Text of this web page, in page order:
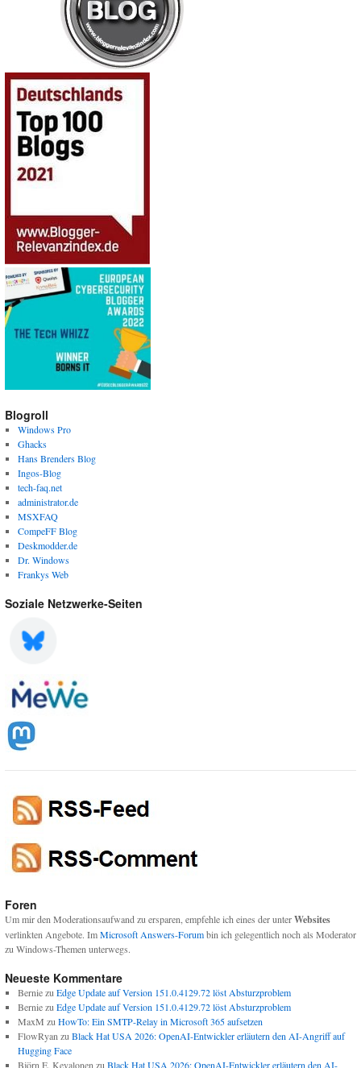
Blogroll
Windows Pro
Ghacks
Hans Brenders Blog
Ingos-Blog
tech-faq.net
administrator.de
MSXFAQ
CompeFF Blog
Deskmodder.de
Dr. Windows
Frankys Web
Soziale Netzwerke-Seiten
Foren
Um mir den Moderationsaufwand zu ersparen, empfehle ich eines der unterWebsites
verlinkten Angebote. ImMicrosoft Answers-Forumbin ich gelegentlich noch als Moderator
zu Windows-Themen unterwegs.
Neueste Kommentare
Berniezu Edge Update auf Version 151.0.4129.72 löst Absturzproblem
Berniezu Edge Update auf Version 151.0.4129.72 löst Absturzproblem
MaxM zu HowTo: Ein SMTP-Relay in Microsoft 365 aufsetzen
FlowRyan zu Black Hat USA 2026: OpenAI-Entwickler erläutern den AI-Angriff auf
Hugging Face
Björn E. Kevalonen zu Black Hat USA 2026: OpenAI-Entwickler erläutern den AI-